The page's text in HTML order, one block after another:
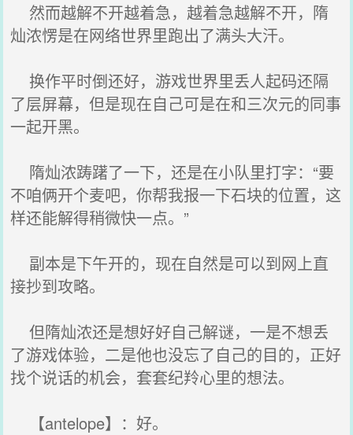
然而越解不开越着急，越着急越解不开，隋
灿浓愣是在网络世界里跑出了满头大汗。
换作平时倒还好，游戏世界里丢人起码还隔
了层屏幕，但是现在自己可是在和三次元的同事
一起开黑。
隋灿浓踌躇了一下，还是在小队里打字：“要
不咱俩开个麦吧，你帮我报一下石块的位置，这
样还能解得稍微快一点。”
副本是下午开的，现在自然是可以到网上直
接抄到攻略。
但隋灿浓还是想好好自己解谜，一是不想丢
了游戏体验，二是他也没忘了自己的目的，正好
找个说话的机会，套套纪羚心里的想法。
【antelope】：好。